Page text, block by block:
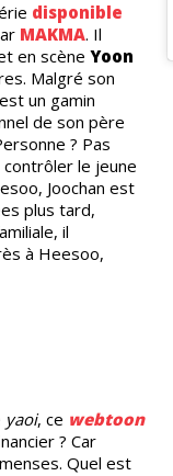
disponible
MAKMA. Il
en scène Yoon
Malgré son
un gamin
de son père
? Pas
le jeune
Joochan est
plus tard,
il
à Heesoo,
yaoi, ce webtoon
? Car
Quel est